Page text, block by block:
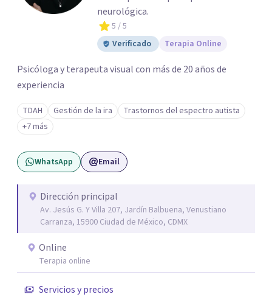
neurológica.
5 / 5
Verificado
Terapia Online
Psicóloga y terapeuta visual con más de 20 años de
experiencia
TDAH Gestión de la ira
Trastornos del espectro autista
+7 más
WhatsApp Email
Dirección principal
Av. Jesús G. Y Villa 207, Jardín Balbuena, Venustiano
Carranza, 15900 Ciudad de México, CDMX
Online
Terapia online
Servicios y precios